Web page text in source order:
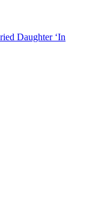
Daughter ‘In